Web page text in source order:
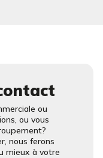
ou
ou vous
nous ferons
mieux à votre